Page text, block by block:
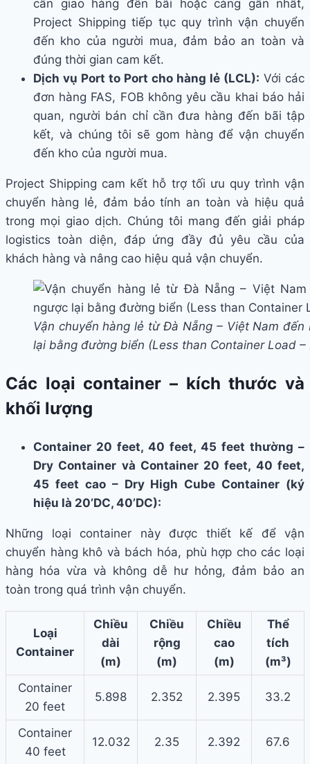
cần giao hàng đến bãi hoặc cảng gần nhất,
Project Shipping tiếp tục quy trình vận chuyển
đến kho của người mua, đảm bảo an toàn và
đúng thời gian cam kết.
Dịch vụ Port to Port cho hàng lẻ (LCL): Với các
đơn hàng FAS, FOB không yêu cầu khai báo hải
quan, người bán chỉ cần đưa hàng đến bãi tập
kết, và chúng tôi sẽ gom hàng để vận chuyển
đến kho của người mua.
Project Shipping cam kết hỗ trợ tối ưu quy trình vận
chuyển hàng lẻ, đảm bảo tính an toàn và hiệu quả
trong mọi giao dịch. Chúng tôi mang đến giải pháp
logistics toàn diện, đáp ứng đầy đủ yêu cầu của
khách hàng và nâng cao hiệu quả vận chuyển.
Vận chuyển hàng lẻ từ Đà Nẵng – Việt Nam
lại bằng đường biển (Less than Container Load –
Các loại container – kích thước và
khối lượng
Container 20 feet, 40 feet, 45 feet thường –
Dry Container và Container 20 feet, 40 feet,
45 feet cao – Dry High Cube Container (ký
hiệu là 20’DC, 40’DC):
Những loại container này được thiết kế để vận
chuyển hàng khô và bách hóa, phù hợp cho các loại
hàng hóa vừa và không dễ hư hỏng, đảm bảo an
toàn trong quá trình vận chuyển.
Loại
Container
Chiều
dài
(m)
Chiều
rộng
(m)
Chiều
cao
(m)
Thể
tích
(m³)
Container
20 feet
5.898 2.352 2.395 33.2
Container
40 feet
12.032 2.35 2.392 67.6